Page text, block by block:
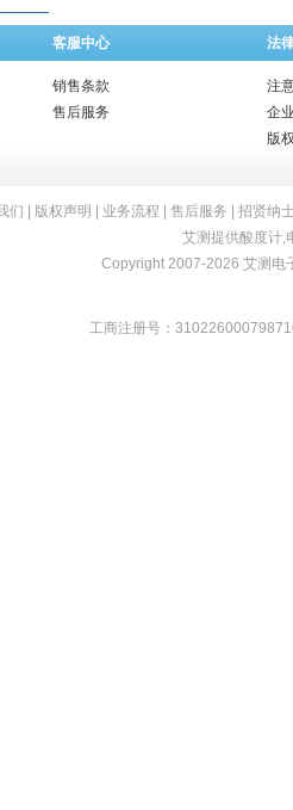
客服中心 法
销售条款
售后服务
注
企
版
们 版权声明 业务流程 售后服务
招贤纳
艾测提供酸度计,
Copyright 2007-2026 艾测电
工商注册号：